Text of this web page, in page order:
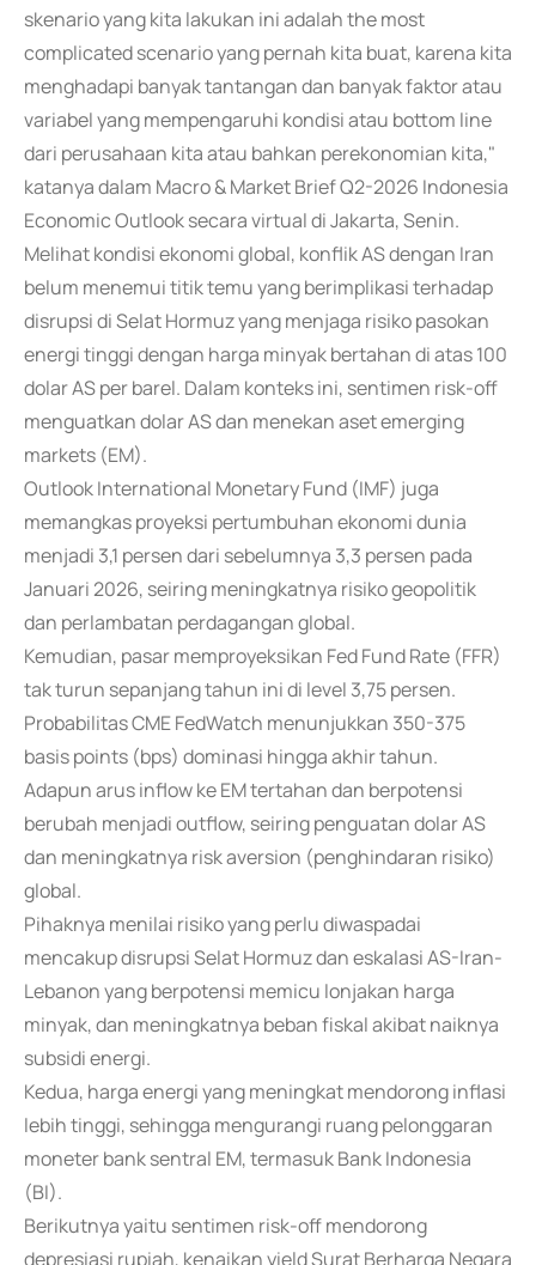
skenario yang kita lakukan ini adalah the most
complicated scenario yang pernah kita buat, karena kita
menghadapi banyak tantangan dan banyak faktor atau
variabel yang mempengaruhi kondisi atau bottom line
dari perusahaan kita atau bahkan perekonomian kita,"
katanya dalam Macro & Market Brief Q2-2026 Indonesia
Economic Outlook secara virtual di Jakarta, Senin.
Melihat kondisi ekonomi global, konflik AS dengan Iran
belum menemui titik temu yang berimplikasi terhadap
disrupsi di Selat Hormuz yang menjaga risiko pasokan
energi tinggi dengan harga minyak bertahan di atas 100
dolar AS per barel. Dalam konteks ini, sentimen risk-off
menguatkan dolar AS dan menekan aset emerging
markets (EM).
Outlook International Monetary Fund (IMF) juga
memangkas proyeksi pertumbuhan ekonomi dunia
menjadi 3,1 persen dari sebelumnya 3,3 persen pada
Januari 2026, seiring meningkatnya risiko geopolitik
dan perlambatan perdagangan global.
Kemudian, pasar memproyeksikan Fed Fund Rate (FFR)
tak turun sepanjang tahun ini di level 3,75 persen.
Probabilitas CME FedWatch menunjukkan 350-375
basis points (bps) dominasi hingga akhir tahun.
Adapun arus inflow ke EM tertahan dan berpotensi
berubah menjadi outflow, seiring penguatan dolar AS
dan meningkatnya risk aversion (penghindaran risiko)
global.
Pihaknya menilai risiko yang perlu diwaspadai
mencakup disrupsi Selat Hormuz dan eskalasi AS-Iran-
Lebanon yang berpotensi memicu lonjakan harga
minyak, dan meningkatnya beban fiskal akibat naiknya
subsidi energi.
Kedua, harga energi yang meningkat mendorong inflasi
lebih tinggi, sehingga mengurangi ruang pelonggaran
moneter bank sentral EM, termasuk Bank Indonesia
(BI).
Berikutnya yaitu sentimen risk-off mendorong
depresiasi rupiah, kenaikan yield Surat Berharga Negara